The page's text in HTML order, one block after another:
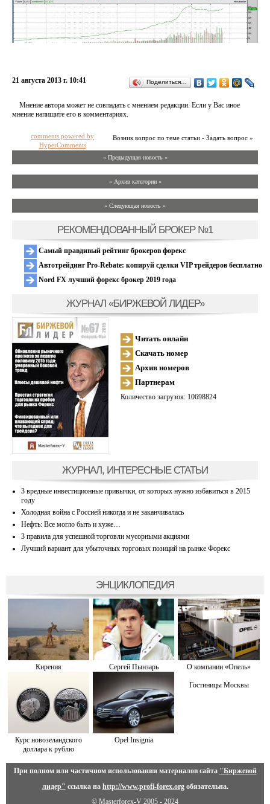
21 августа 2013 г. 10:41 Поделиться…
Мнение автора может не совпадать с мнением редакции. Если у Вас иное
мнение напишите его в комментариях.
Возник вопрос по теме статьи - Задать вопрос »
comments powered by
HyperComments
« Предыдущая новость «
» Архив категории «
» Следующая новость »
РЕКОМЕНДОВАННЫЙ БРОКЕР №1
Самый правдивый рейтинг брокеров форекс
Автотрейдинг Pro-Rebate: копируй сделки VIP трейдеров бесплатно
Nord FX лучший форекс брокер 2019 года
ЖУРНАЛ «БИРЖЕВОЙ ЛИДЕР»
Читать онлайн
Скачать номер
Архив номеров
Партнерам
Количество загрузок: 10698824
ЖУРНАЛ, ИНТЕРЕСНЫЕ СТАТЬИ
3 вредные инвестиционные привычки, от которых нужно избавиться в 2015
году
Холодная война с Россией никогда и не заканчивалась
Нефть: Все могло быть и хуже…
3 правила для успешной торговли мусорными акциями
Лучший вариант для убыточных торговых позиций на рынке Форекс
ЭНЦИКЛОПЕДИЯ
Кирения Сергей Пынзарь О компании «Опель»
Курс новозеландского
доллара к рублю
Opel Insignia
Гостиницы Москвы
При полном или частичном использовании материалов сайта "Биржевой
лидер" ссылка на http://www.profi-forex.orgобязательна.
© Masterforex-V 2005 - 2024